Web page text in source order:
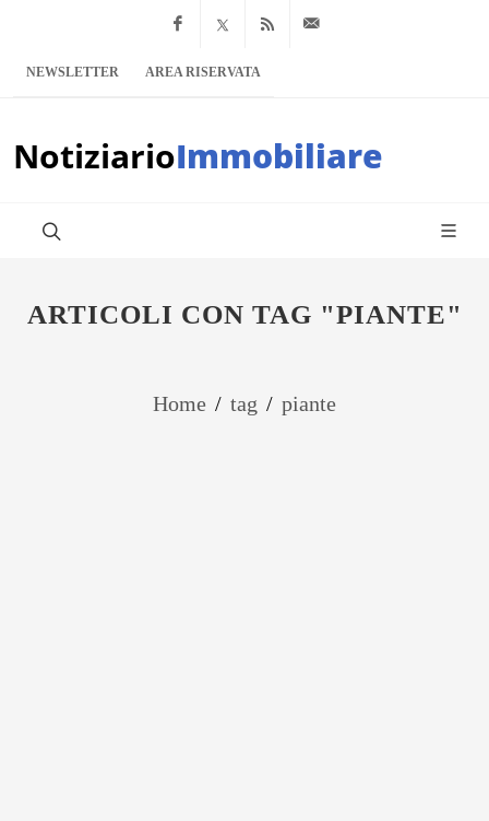
Facebook
x.com Feed RSS
NEWSLETTER AREA RISERVATA
NotiziarioImmobiliare
ARTICOLI CON TAG "PIANTE"
Home / tag / piante